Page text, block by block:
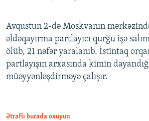
Avqustun 2-də Moskvanın
əldəqayırma partlayıcı qurğu işə
ölüb, 21 nəfər yaralanıb. İstintaq
partlayışın arxasında kimin
müəyyənləşdirməyə çalışır.
Ətraflı burada oxuyun